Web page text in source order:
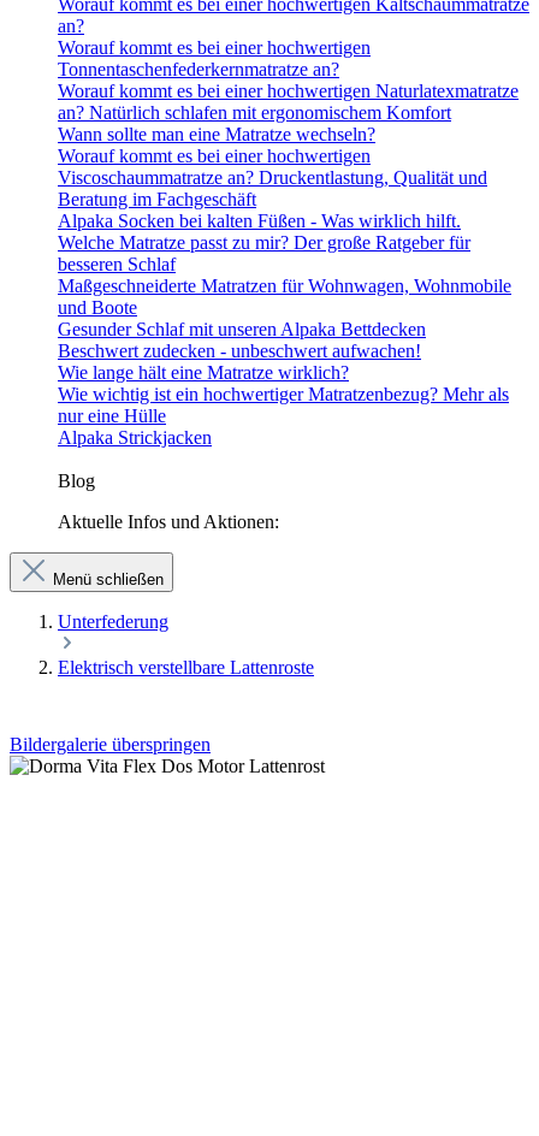
Worauf kommt es bei einer hochwertigen Kaltschaummatratze
an?
Worauf kommt es bei einer hochwertigen
Tonnentaschenfederkernmatratze an?
Worauf kommt es bei einer hochwertigen Naturlatexmatratze
an? Natürlich schlafen mit ergonomischem Komfort
Wann sollte man eine Matratze wechseln?
Worauf kommt es bei einer hochwertigen
Viscoschaummatratze an? Druckentlastung, Qualität und
Beratung im Fachgeschäft
Alpaka Socken bei kalten Füßen - Was wirklich hilft.
Welche Matratze passt zu mir? Der große Ratgeber für
besseren Schlaf
Maßgeschneiderte Matratzen für Wohnwagen, Wohnmobile
und Boote
Gesunder Schlaf mit unseren Alpaka Bettdecken
Beschwert zudecken - unbeschwert aufwachen!
Wie lange hält eine Matratze wirklich?
Wie wichtig ist ein hochwertiger Matratzenbezug? Mehr als
nur eine Hülle
Alpaka Strickjacken
Blog
Aktuelle Infos und Aktionen:
Menü schließen
Unterfederung
Elektrisch verstellbare Lattenroste
Bildergalerie überspringen